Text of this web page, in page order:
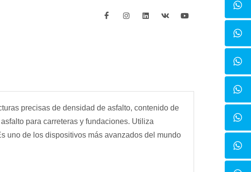
precisas de densidad de asfalto, contenido de
para carreteras y fundaciones. Utiliza
uno de los dispositivos más avanzados del mundo